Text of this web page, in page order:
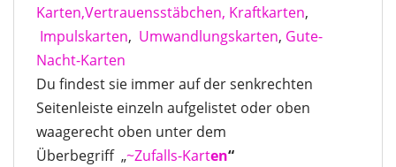
Karten,Vertrauensstäbchen, Kraftkarten,
Impulskarten, Umwandlungskarten, Gute-
Nacht-Karten
Du findest sie immer auf der senkrechten
Seitenleiste einzeln aufgelistet oder oben
waagerecht oben unter dem
Überbegriff „~Zufalls-Karten“